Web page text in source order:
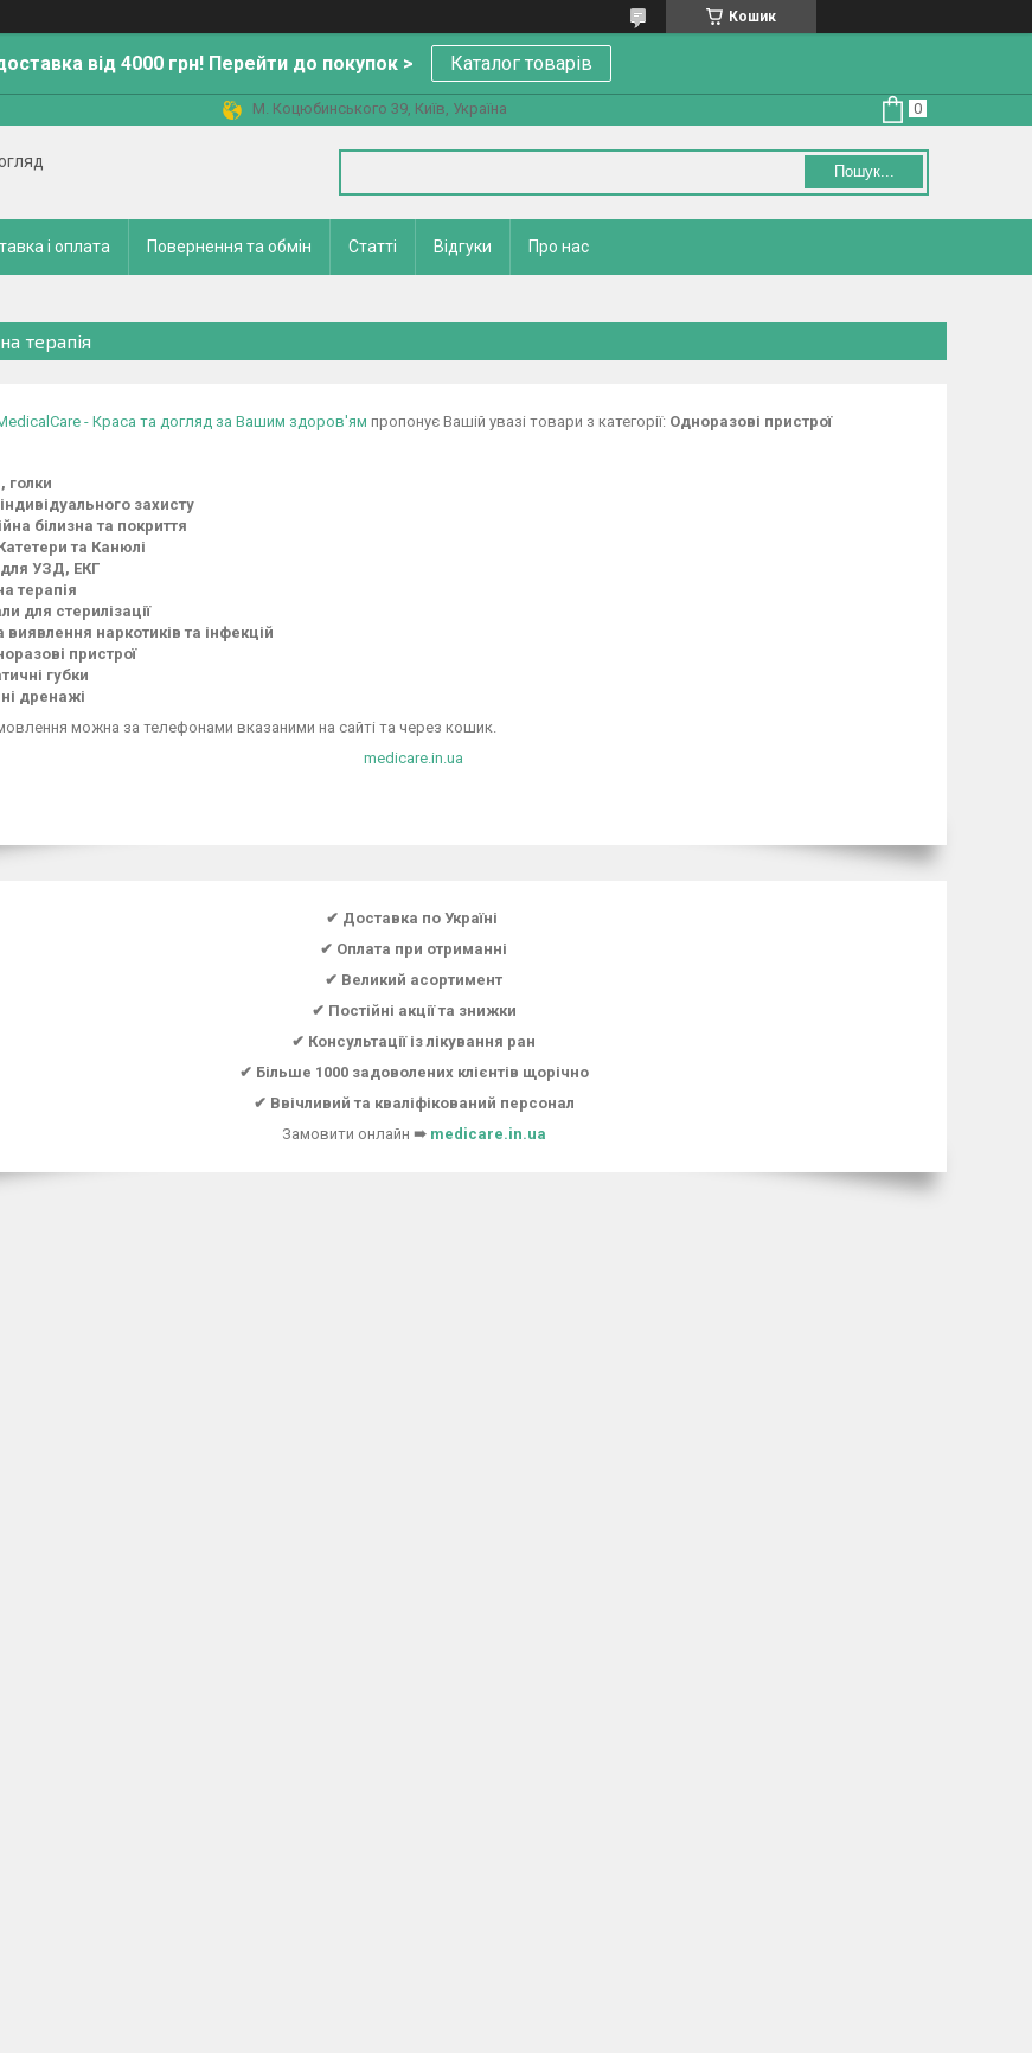
Кошик
від 4000 грн! Перейти до покупок > Каталог товарів
М. Коцюбинського 39, Київ, Україна
Пошук...
і оплата Повернення та обмін Статті Відгуки Про нас
терапія
- Краса та догляд за Вашим здоров'ям пропонує Вашій увазі товари з категорії: Одноразові пристрої
голки
захисту
білизна та покриття
та Канюлі
УЗД, ЕКГ
терапія
для стерилізації
виявлення наркотиків та інфекцій
пристрої
губки
дренажі
можна за телефонами вказаними на сайті та через кошик.
medicare.in.ua
✔ Доставка по Україні
✔ Оплата при отриманні
✔ Великий асортимент
✔ Постійні акції та знижки
✔ Консультації із лікування ран
✔ Більше 1000 задоволених клієнтів щорічно
✔ Ввічливий та кваліфікований персонал
Замовити онлайн ➠ medicare.in.ua